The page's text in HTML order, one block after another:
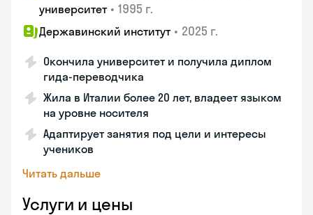
университет • 1995 г.
Державинский институт • 2025 г.
Окончила университет и получила диплом
гида-переводчика
Жила в Италии более 20 лет, владеет языком
на уровне носителя
Адаптирует занятия под цели и интересы
учеников
Читать дальше
Услуги и цены